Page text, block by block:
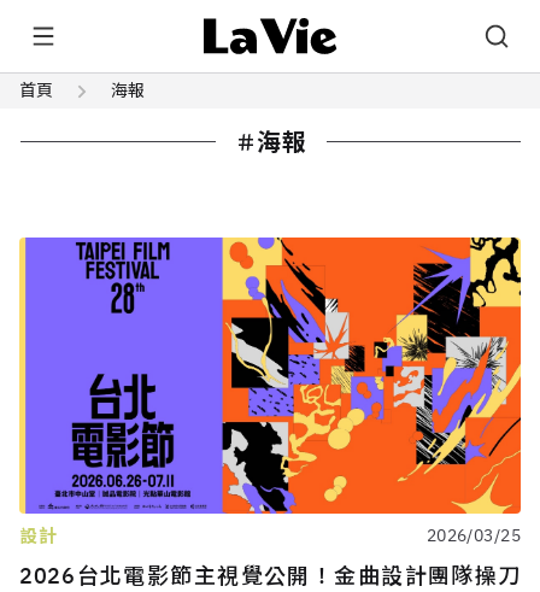
首頁 海報
海報
設計 2026/03/25
2026台北電影節主視覺公開！金曲設計團隊操刀